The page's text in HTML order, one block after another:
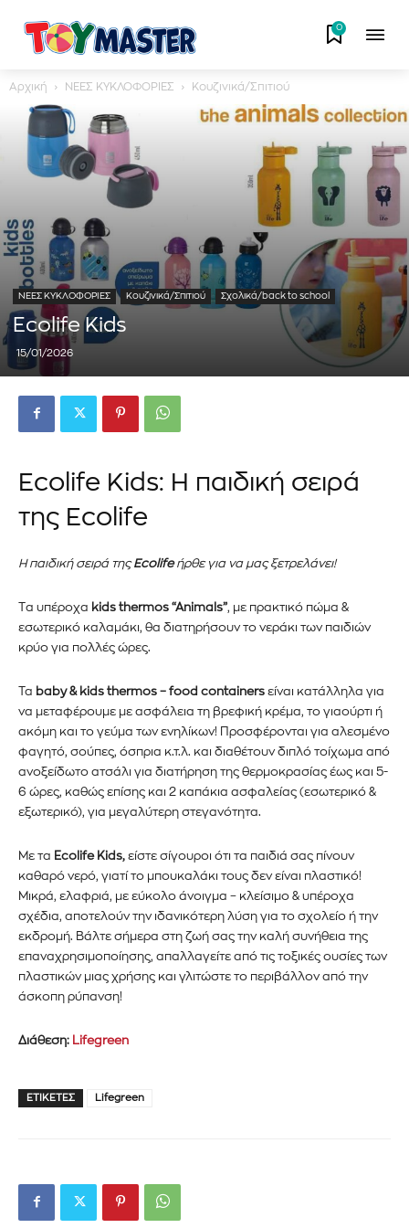
0
Αρχική ΝΕΕΣ ΚΥΚΛΟΦΟΡΙΕΣ Κουζινικά/Σπιτιού
ΝΕΕΣ ΚΥΚΛΟΦΟΡΙΕΣ Κουζινικά/Σπιτιού Σχολικά/back to school
Ecolife Kids
15/01/2026
Ecolife Kids: Η παιδική σειρά
της Ecolife
Η παιδική σειρά τηςEcolifeήρθε για να μας ξετρελάνει!
Tα υπέροχα kids thermos “Animals”, με πρακτικό πώμα &
εσωτερικό καλαμάκι, θα διατηρήσουν το νεράκι των παιδιών
κρύο για πολλές ώρες.
Τα baby & kids thermos – food containers είναι κατάλληλα για
να μεταφέρουμε με ασφάλεια τη βρεφική κρέμα, το γιαούρτι ή
ακόμη και το γεύμα των ενηλίκων! Προσφέρονται για αλεσμένο
φαγητό, σούπες, όσπρια κ.τ.λ. και διαθέτουν διπλό τοίχωμα από
ανοξείδωτο ατσάλι για διατήρηση της θερμοκρασίας έως και 5-
6 ώρες, καθώς επίσης και 2 καπάκια ασφαλείας (εσωτερικό &
εξωτερικό), για μεγαλύτερη στεγανότητα.
Mε τα Ecolife Kids, είστε σίγουροι ότι τα παιδιά σας πίνουν
καθαρό νερό, γιατί το μπουκαλάκι τους δεν είναι πλαστικό!
Μικρά, ελαφριά, με εύκολο άνοιγμα – κλείσιμο & υπέροχα
σχέδια, αποτελούν την ιδανικότερη λύση για το σχολείο ή την
εκδρομή. Βάλτε σήμερα στη ζωή σας την καλή συνήθεια της
επαναχρησιμοποίησης, απαλλαγείτε από τις τοξικές ουσίες των
πλαστικών μιας χρήσης και γλιτώστε το περιβάλλον από την
άσκοπη ρύπανση!
Διάθεση: Lifegreen
ΕΤΙΚΈΤΕΣ Lifegreen